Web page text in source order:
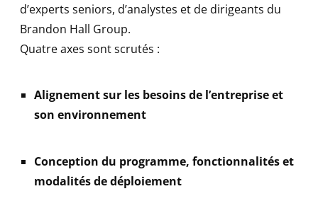
d’experts seniors, d’analystes et de dirigeants du
Brandon Hall Group.
Quatre axes sont scrutés :
Alignement sur les besoins de l’entreprise et
son environnement
Conception du programme, fonctionnalités et
modalités de déploiement